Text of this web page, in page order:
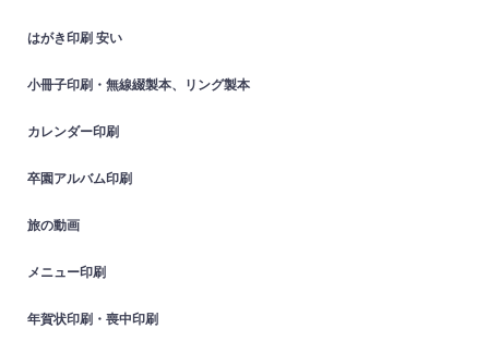
はがき印刷 安い
小冊子印刷・無線綴製本、リング製本
カレンダー印刷
卒園アルバム印刷
旅の動画
メニュー印刷
年賀状印刷・喪中印刷